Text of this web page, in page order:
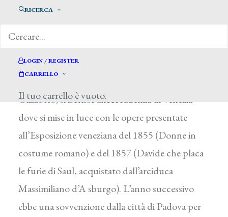
RICERCA
LOGIN / REGISTER
CARRELLO
Il tuo carrello è vuoto.
Caratti Augusto *
Padova 1828 – 1900
Dopo un periodo di studio a Padova con V.
Gazzotto, si iscrisse all’Accademia di Venezia
dove si mise in luce con le opere presentate
all’Esposizione veneziana del 1855 (Donne in
costume romano) e del 1857 (Davide che placa
le furie di Saul, acquistato dall’arciduca
Massimiliano d’A sburgo). L’anno successivo
ebbe una sovvenzione dalla città di Padova per